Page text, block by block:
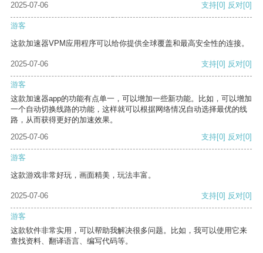
2025-07-06 支持[0] 反对[0]
游客
这款加速器VPM应用程序可以给你提供全球覆盖和最高安全性的连接。
2025-07-06 支持[0] 反对[0]
游客
这款加速器app的功能有点单一，可以增加一些新功能。比如，可以增加
一个自动切换线路的功能，这样就可以根据网络情况自动选择最优的线
路，从而获得更好的加速效果。
2025-07-06
支持[0] 反对[0]
游客
这款游戏非常好玩，画面精美，玩法丰富。
2025-07-06 支持[0] 反对[0]
游客
这款软件非常实用，可以帮助我解决很多问题。比如，我可以使用它来
查找资料、翻译语言、编写代码等。